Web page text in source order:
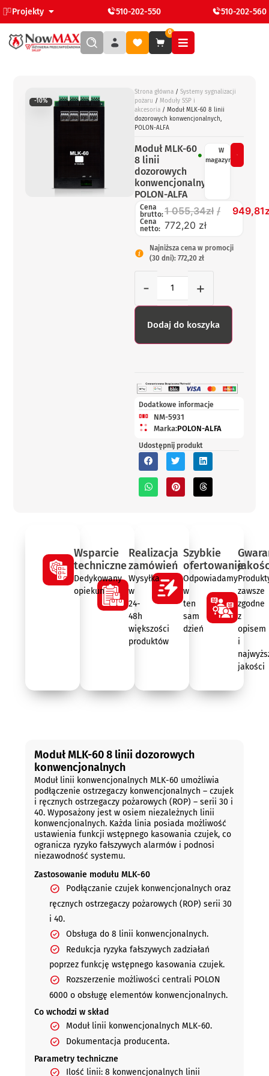
Projekty 510-202-550 510-202-560
0
-10%
Strona główna / Systemy sygnalizacji
pożaru / Moduły SSP i
akcesoria / Moduł MLK-60 8 linii
dozorowych konwencjonalnych,
POLON-ALFA
Moduł MLK-60
8 linii
dozorowych
konwencjonalnych,
POLON-ALFA
W
magazynie
Cena
brutto:1 055,34zł 949,81
Cena
netto: 772,20 zł
Najniższa cena w promocji
(30 dni): 772,20 zł
- +
Dodaj do koszyka
Dodatkowe informacje
NM-5931
Marka:POLON-ALFA
Udostępnij produkt
Wsparcie
techniczne
Dedykowany
opiekun
Realizacja
zamówień
Wysyłka
w
24-
48h
większości
produktów
Szybkie
ofertowanie
Odpowiadamy
w
ten
sam
dzień
zawsze
zgodne
z
opisem
i
jakości
Moduł MLK-60 8 linii dozorowych
konwencjonalnych
Moduł linii konwencjonalnych MLK-60 umożliwia
podłączenie ostrzegaczy konwencjonalnych – czujek
i ręcznych ostrzegaczy pożarowych (ROP) – serii 30 i
40. Wyposażony jest w osiem niezależnych linii
konwencjonalnych. Każda linia posiada możliwość
ustawienia funkcji wstępnego kasowania czujek, co
ogranicza ryzyko fałszywych alarmów i podnosi
niezawodność systemu.
Zastosowanie modułu MLK-60
Podłączanie czujek konwencjonalnych oraz
ręcznych ostrzegaczy pożarowych (ROP) serii 30
i 40.
Obsługa do 8 linii konwencjonalnych.
Redukcja ryzyka fałszywych zadziałań
poprzez funkcję wstępnego kasowania czujek.
Rozszerzenie możliwości centrali POLON
6000 o obsługę elementów konwencjonalnych.
Co wchodzi w skład
Moduł linii konwencjonalnych MLK-60.
Dokumentacja producenta.
Parametry techniczne
Ilość linii: 8 konwencjonalnych linii